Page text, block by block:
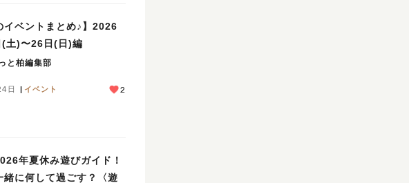
イベントまとめ♪】2026
土)〜26日(日)編
と柏編集部
日 イベント 2
年夏休み遊びガイド！
緒に何して過ごす？〈遊